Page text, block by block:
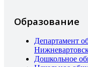
Образование
Департамент
Дошкольное